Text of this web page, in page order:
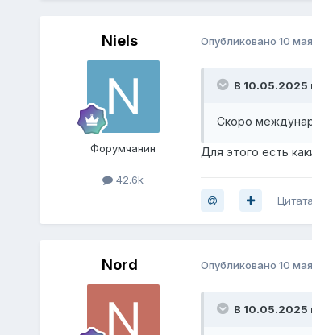
Niels
Форумчанин
42.6k
Опубликовано 10
В 10.05.2025
Скоро
Для этого есть
Цитата
Nord Опубликовано 10
В 10.05.2025